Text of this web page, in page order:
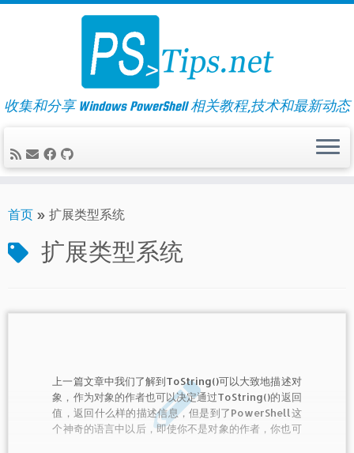
Skip
收集和分享 Windows PowerShell 相关教程,技术和最新动态
首页 » 扩展类型系统
扩展类型系统
上一篇文章中我们了解到ToString()可以大致地描述对
象，作为对象的作者也可以决定通过ToString()的返回
值，返回什么样的描述信息，但是到了PowerShell这
个神奇的语言中以后，即使你不是对象的作者，你也可